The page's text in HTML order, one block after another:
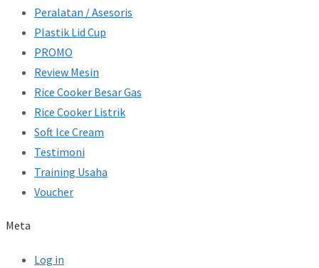
Peralatan / Asesoris
Plastik Lid Cup
PROMO
Review Mesin
Rice Cooker Besar Gas
Rice Cooker Listrik
Soft Ice Cream
Testimoni
Training Usaha
Voucher
Meta
Log in